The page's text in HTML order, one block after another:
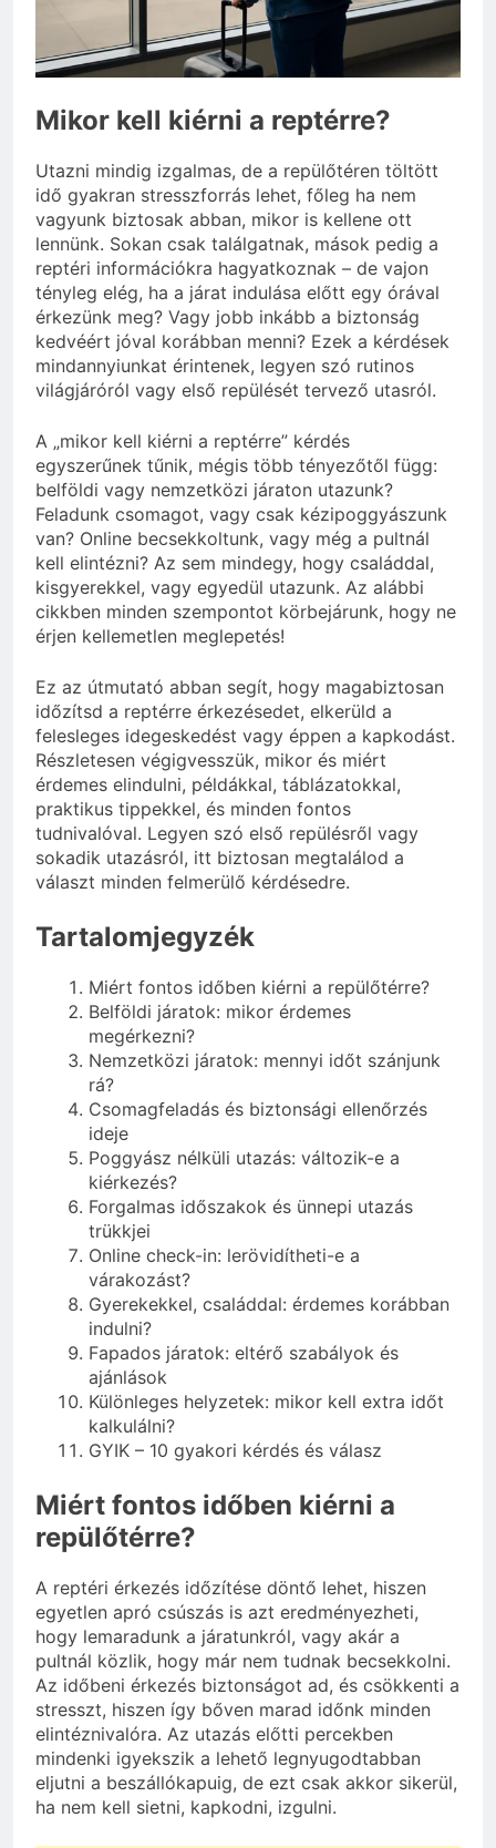
Miért kell gőz fölött
felverni a tojásfehérjét?
3 Nap Ezelőtt
Mikor kell kiérni a reptérre?
Utazni mindig izgalmas, de a repülőtéren töltött
idő gyakran stresszforrás lehet, főleg ha nem
vagyunk biztosak abban, mikor is kellene ott
lennünk. Sokan csak találgatnak, mások pedig a
reptéri információkra hagyatkoznak – de vajon
tényleg elég, ha a járat indulása előtt egy órával
érkezünk meg? Vagy jobb inkább a biztonság
kedvéért jóval korábban menni? Ezek a kérdések
mindannyiunkat érintenek, legyen szó rutinos
világjáróról vagy első repülését tervező utasról.
A „mikor kell kiérni a reptérre” kérdés
egyszerűnek tűnik, mégis több tényezőtől függ:
belföldi vagy nemzetközi járaton utazunk?
Feladunk csomagot, vagy csak kézipoggyászunk
van? Online becsekkoltunk, vagy még a pultnál
kell elintézni? Az sem mindegy, hogy családdal,
kisgyerekkel, vagy egyedül utazunk. Az alábbi
cikkben minden szempontot körbejárunk, hogy ne
érjen kellemetlen meglepetés!
Ez az útmutató abban segít, hogy magabiztosan
időzítsd a reptérre érkezésedet, elkerüld a
felesleges idegeskedést vagy éppen a kapkodást.
Részletesen végigvesszük, mikor és miért
érdemes elindulni, példákkal, táblázatokkal,
praktikus tippekkel, és minden fontos
tudnivalóval. Legyen szó első repülésről vagy
sokadik utazásról, itt biztosan megtalálod a
választ minden felmerülő kérdésedre.
Tartalomjegyzék
Miért fontos időben kiérni a repülőtérre?
Belföldi járatok: mikor érdemes
megérkezni?
Nemzetközi járatok: mennyi időt szánjunk
rá?
Csomagfeladás és biztonsági ellenőrzés
ideje
Poggyász nélküli utazás: változik-e a
kiérkezés?
Forgalmas időszakok és ünnepi utazás
trükkjei
Online check-in: lerövidítheti-e a
várakozást?
Gyerekekkel, családdal: érdemes korábban
indulni?
Fapados járatok: eltérő szabályok és
ajánlások
Különleges helyzetek: mikor kell extra időt
kalkulálni?
GYIK – 10 gyakori kérdés és válasz
Miért fontos időben kiérni a
repülőtérre?
A reptéri érkezés időzítése döntő lehet, hiszen
egyetlen apró csúszás is azt eredményezheti,
hogy lemaradunk a járatunkról, vagy akár a
pultnál közlik, hogy már nem tudnak becsekkolni.
Az időbeni érkezés biztonságot ad, és csökkenti a
stresszt, hiszen így bőven marad időnk minden
elintéznivalóra. Az utazás előtti percekben
mindenki igyekszik a lehető legnyugodtabban
eljutni a beszállókapuig, de ezt csak akkor sikerül,
ha nem kell sietni, kapkodni, izgulni.